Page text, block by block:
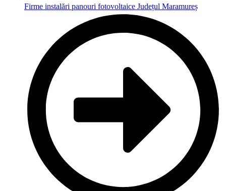
Firme instalări panouri fotovoltaice Județul Maramureș